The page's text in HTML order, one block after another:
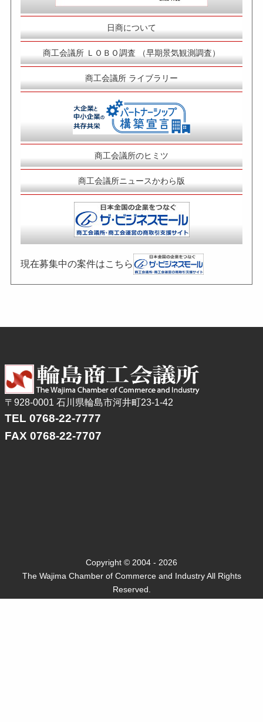
日商について
商工会議所 ＬＯＢＯ調査 （早期景気観測調査）
商工会議所 ライブラリー
商工会議所のヒミツ
商工会議所ニュースかわら版
現在募集中の案件はこちら
〒928-0001 石川県輪島市河井町23-1-42
TEL 0768-22-7777
FAX 0768-22-7707
Copyright © 2004 - 2026
The Wajima Chamber of Commerce and Industry All Rights
Reserved.